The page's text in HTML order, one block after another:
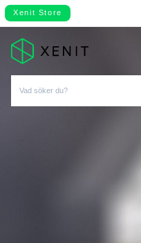
Xenit Store